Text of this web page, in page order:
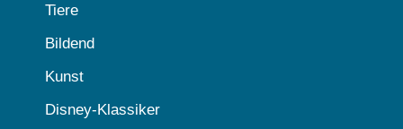
Tiere
Bildend
Kunst
Disney-Klassiker